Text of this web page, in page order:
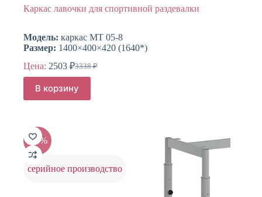
Каркас лавочки для спортивной раздевалки
Модель: каркас МТ 05-8
Размер: 1400×400×420 (1640*)
Цена:
3338₽
Первоначальная
цена
составляла
3338 ₽.
2503 ₽Текущая
цена:
2503 ₽.
В корзину
-20%
серийное производство